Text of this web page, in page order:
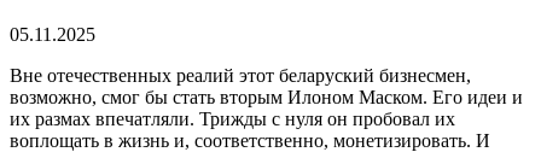
05.11.2025
Вне отечественных реалий этот беларуский бизнесмен,
возможно, смог бы стать вторым Илоном Маском. Его идеи и
их размах впечатляли. Трижды с нуля он пробовал их
воплощать в жизнь и, соответственно, монетизировать. И